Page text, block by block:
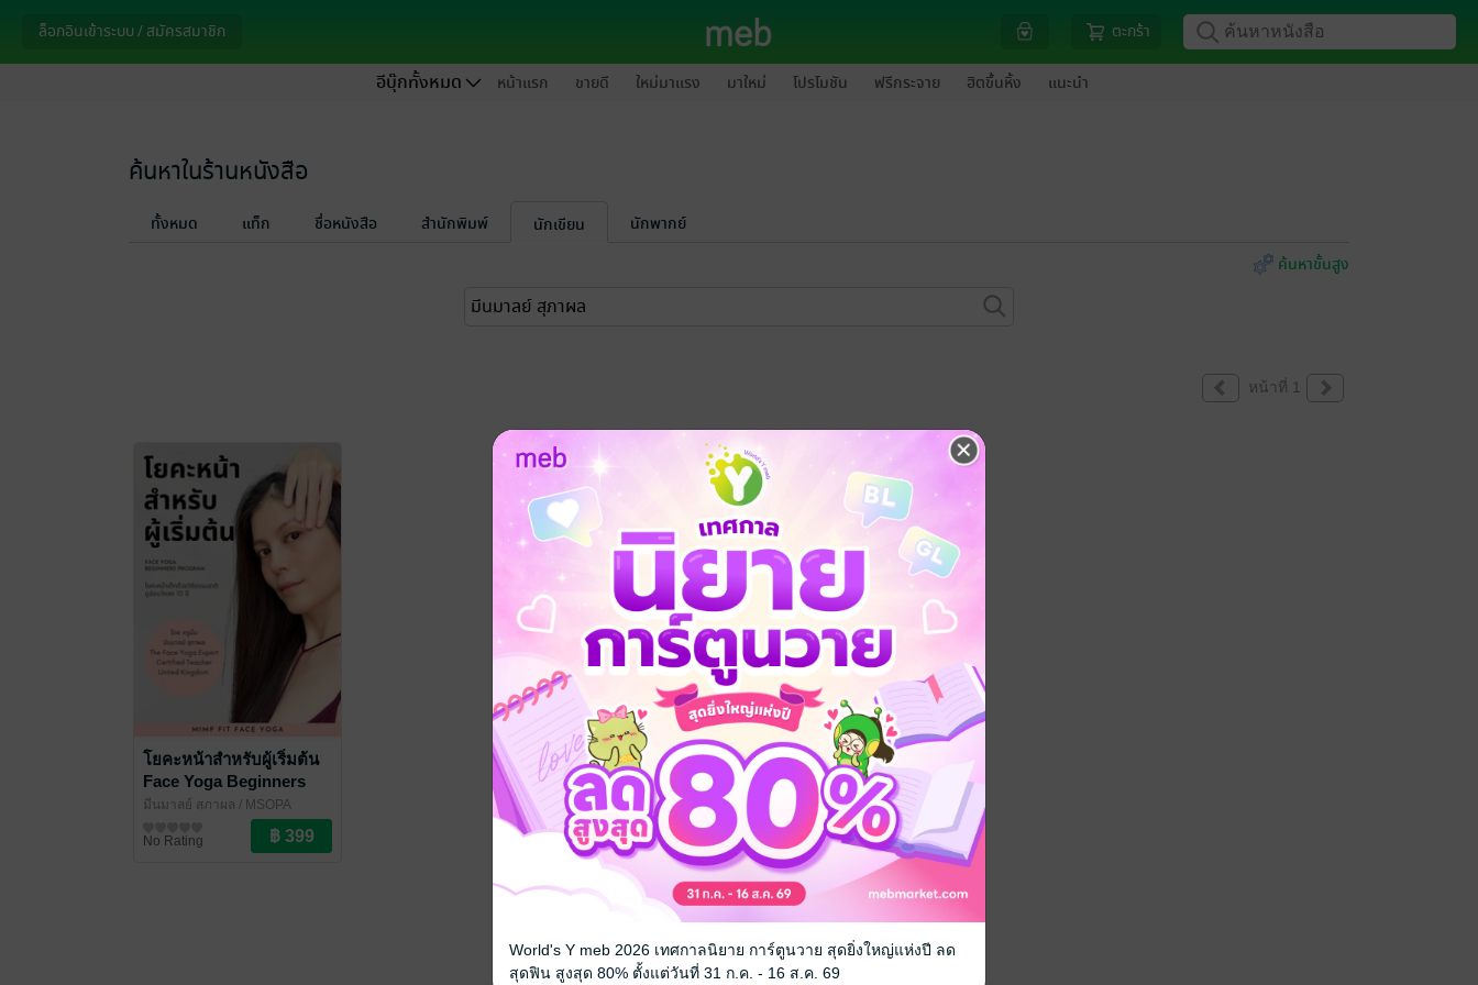
ล็อกอินเข้าระบบ / สมัครสมาชิก ตะกร้า
อีบุ๊กทั้งหมด หน้าแรก ขายดี ใหม่มาแรง มาใหม่ โปรโมชัน ฟรีกระจาย ฮิตขึ้นหิ้ง แนะนำ
ค้นหาในร้านหนังสือ
ทั้งหมด แท็ก ชื่อหนังสือ สำนักพิมพ์ นักเขียน
นักพากย์
ค้นหาขั้นสูง
หน้าที่ 1
โยคะหน้าสำหรับผู้เริ่มต้น
Face Yoga Beginners
Program
มีนมาลย์ สุภาผล / MSOPA
No Rating
หน้าที่ 1
World's Y meb 2026 เทศกาลนิยาย การ์ตูนวาย สุดยิ่งใหญ่แห่งปี ลด
สุดฟิน สูงสุด 80% ตั้งแต่วันที่ 31 ก.ค. - 16 ส.ค. 69